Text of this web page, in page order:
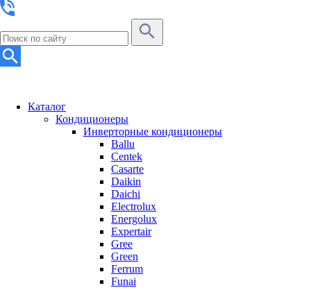
Каталог
Кондиционеры
Инверторные кондиционеры
Ballu
Centek
Casarte
Daikin
Daichi
Electrolux
Energolux
Expertair
Gree
Green
Ferrum
Funai